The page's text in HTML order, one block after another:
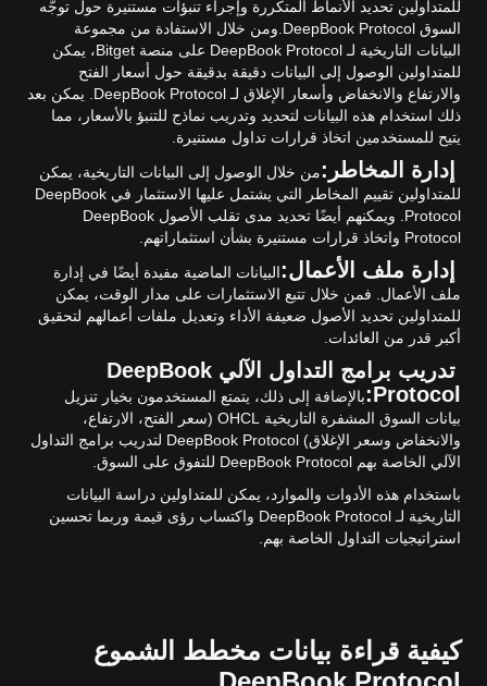
للمتداولين تحديد الأنماط المتكررة وإجراء تنبؤات مستنيرة حول توجّه
السوق DeepBook Protocol.
ومن خلال الاستفادة من مجموعة
البيانات التاريخية لـ DeepBook Protocol على منصة Bitget، يمكن
للمتداولين الوصول إلى البيانات دقيقة بدقيقة حول أسعار الفتح
والارتفاع والانخفاض وأسعار الإغلاق لـ DeepBook Protocol. يمكن بعد
ذلك استخدام هذه البيانات لتحديد وتدريب نماذج للتنبؤ بالأسعار، مما
يتيح للمستخدمين اتخاذ قرارات تداول مستنيرة.
إدارة المخاطر:من خلال الوصول إلى البيانات التاريخية، يمكن
للمتداولين تقييم المخاطر التي يشتمل عليها الاستثمار في DeepBook
Protocol. ويمكنهم أيضًا تحديد مدى تقلب الأصول DeepBook
Protocol واتخاذ قرارات مستنيرة بشأن استثماراتهم.
إدارة ملف الأعمال:البيانات الماضية مفيدة أيضًا في إدارة
ملف الأعمال. فمن خلال تتبع الاستثمارات على مدار الوقت، يمكن
للمتداولين تحديد الأصول ضعيفة الأداء وتعديل ملفات أعمالهم لتحقيق
أكبر قدر من العائدات.
تدريب برامج التداول الآلي DeepBook
Protocol: بالإضافة إلى ذلك، يتمتع المستخدمون بخيار تنزيل
بيانات السوق المشفرة التاريخية OHCL (سعر الفتح، الارتفاع،
والانخفاض وسعر الإغلاق) DeepBook Protocol لتدريب برامج التداول
الآلي الخاصة بهم DeepBook Protocol للتفوق على السوق.
باستخدام هذه الأدوات والموارد، يمكن للمتداولين دراسة البيانات
التاريخية لـ DeepBook Protocol واكتساب رؤى قيمة وربما تحسين
استراتيجيات التداول الخاصة بهم.
كيفية قراءة بيانات مخطط الشموع